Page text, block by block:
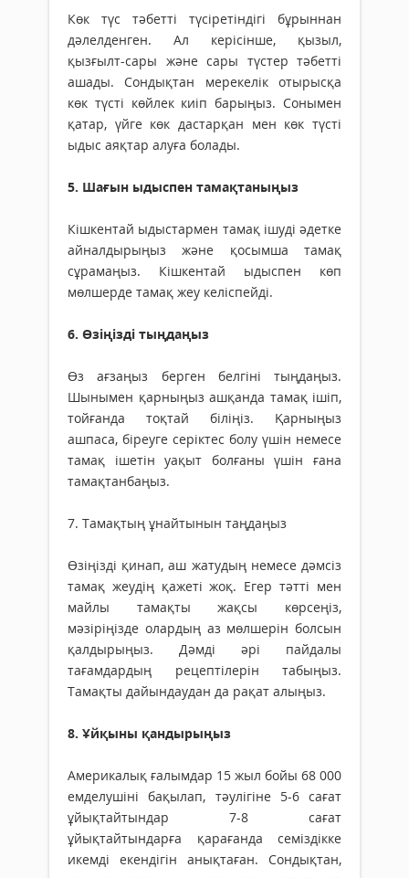
Көк түс тәбетті түсіретіндігі бұрыннан
дәлелденген. Ал керісінше, қызыл,
қызғылт-сары және сары түстер тәбетті
ашады. Сондықтан мерекелік отырысқа
көк түсті көйлек киіп барыңыз. Сонымен
қатар, үйге көк дастарқан мен көк түсті
ыдыс аяқтар алуға болады.
5. Шағын ыдыспен тамақтаныңыз
Кішкентай ыдыстармен тамақ ішуді әдетке
айналдырыңыз және қосымша тамақ
сұрамаңыз. Кішкентай ыдыспен көп
мөлшерде тамақ жеу келіспейді.
6. Өзіңізді тыңдаңыз
Өз ағзаңыз берген белгіні тыңдаңыз.
Шынымен қарныңыз ашқанда тамақ ішіп,
тойғанда тоқтай біліңіз. Қарныңыз
ашпаса, біреуге серіктес болу үшін немесе
тамақ ішетін уақыт болғаны үшін ғана
тамақтанбаңыз.
7. Тамақтың ұнайтынын таңдаңыз
Өзіңізді қинап, аш жатудың немесе дәмсіз
тамақ жеудің қажеті жоқ. Егер тәтті мен
майлы тамақты жақсы көрсеңіз,
мәзіріңізде олардың аз мөлшерін болсын
қалдырыңыз. Дәмді әрі пайдалы
тағамдардың рецептілерін табыңыз.
Тамақты дайындаудан да рақат алыңыз.
8. Ұйқыны қандырыңыз
Америкалық ғалымдар 15 жыл бойы 68 000
емделушіні бақылап, тәулігіне 5-6 сағат
ұйықтайтындар 7-8 сағат
ұйықтайтындарға қарағанда семіздікке
икемді екендігін анықтаған. Сондықтан,